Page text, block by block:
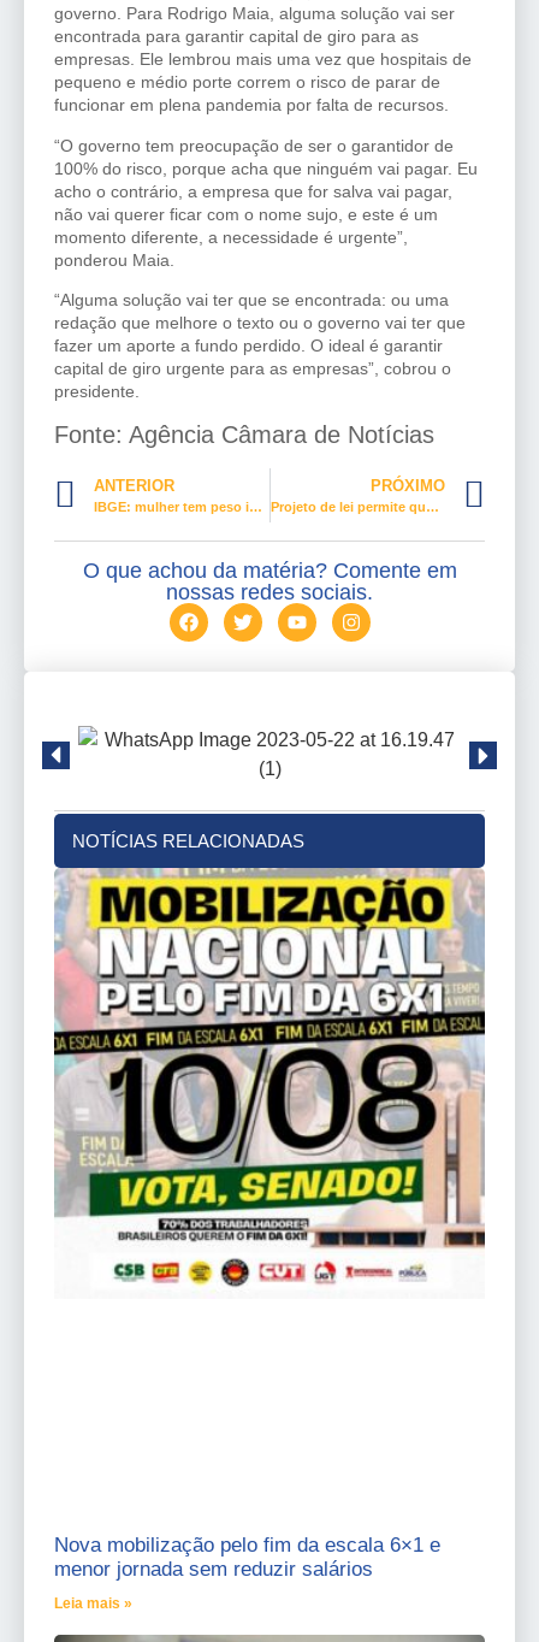
governo. Para Rodrigo Maia, alguma solução vai ser
encontrada para garantir capital de giro para as
empresas. Ele lembrou mais uma vez que hospitais de
pequeno e médio porte correm o risco de parar de
funcionar em plena pandemia por falta de recursos.
“O governo tem preocupação de ser o garantidor de
100% do risco, porque acha que ninguém vai pagar. Eu
acho o contrário, a empresa que for salva vai pagar,
não vai querer ficar com o nome sujo, e este é um
momento diferente, a necessidade é urgente”,
ponderou Maia.
“Alguma solução vai ter que se encontrada: ou uma
redação que melhore o texto ou o governo vai ter que
fazer um aporte a fundo perdido. O ideal é garantir
capital de giro urgente para as empresas”, cobrou o
presidente.
Fonte: Agência Câmara de Notícias
ANTERIOR
IBGE: mulher tem peso importante no chamado “trabalho invisível”
PRÓXIMO
Projeto de lei permite que idoso anule doação feita durante pandemia
O que achou da matéria? Comente em
nossas redes sociais.
NOTÍCIAS RELACIONADAS
Nova mobilização pelo fim da escala 6×1 e
menor jornada sem reduzir salários
Leia mais »